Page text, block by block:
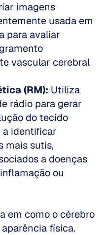
imagens
usada em
para avaliar
vascular cerebral
(RM): Utiliza
rádio para gerar
do tecido
a identificar
mais sutis,
a doenças
ou
em como o cérebro
física.